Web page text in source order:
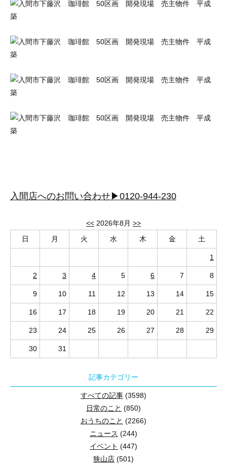
<< 2026年8月 >>
日
月 火 水 木 金 土
1
2 3 4 5 6 7 8
9 10 11 12 13 14 15
16 17 18 19 20 21 22
23 24 25 26 27 28 29
30 31
記事カテゴリー
すべての記事 (3598)
日常のこと (850)
おうちのこと (2266)
ニュース (244)
イベント (447)
狭山店 (501)
入間店へのお問い合わせ▶0120-944-230